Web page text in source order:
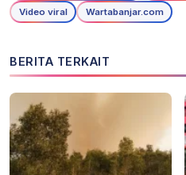
Video viral
Wartabanjar.com
BERITA TERKAIT